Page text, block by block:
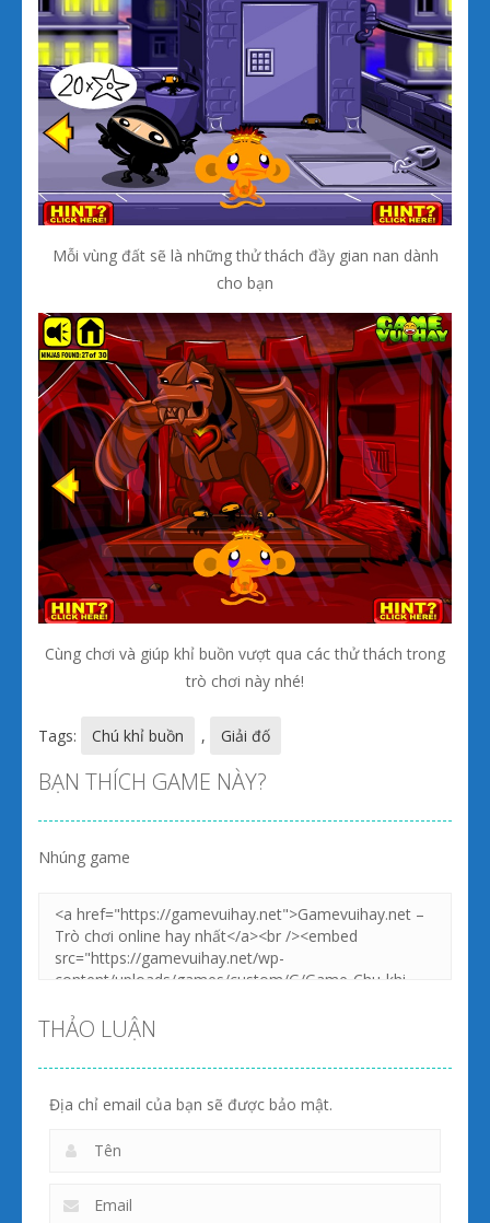
Mỗi vùng đất sẽ là những thử thách đầy gian nan dành
cho bạn
Cùng chơi và giúp khỉ buồn vượt qua các thử thách trong
trò chơi này nhé!
Tags: Chú khỉ buồn , Giải đố
BẠN THÍCH GAME NÀY?
Nhúng game
THẢO LUẬN
Địa chỉ email của bạn sẽ được bảo mật.